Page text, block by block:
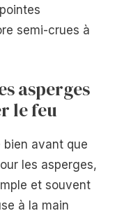
semi-crues à
asperges
le feu
bien avant que
les asperges,
et souvent
à la main